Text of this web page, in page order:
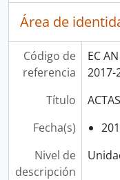
Área de
Código de
referencia
EC
2017-
Título
Fecha(s)
Nivel de
descripción